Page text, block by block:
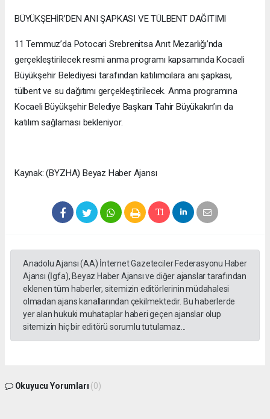
BÜYÜKŞEHİR’DEN ANI ŞAPKASI VE TÜLBENT DAĞITIMI
11 Temmuz’da Potocari Srebrenitsa Anıt Mezarlığı’nda
gerçekleştirilecek resmi anma programı kapsamında Kocaeli
Büyükşehir Belediyesi tarafından katılımcılara anı şapkası,
tülbent ve su dağıtımı gerçekleştirilecek. Anma programına
Kocaeli Büyükşehir Belediye Başkanı Tahir Büyükakın’ın da
katılım sağlaması bekleniyor.
Kaynak: (BYZHA) Beyaz Haber Ajansı
Anadolu Ajansı (AA) İnternet Gazeteciler Federasyonu Haber
Ajansı (İgfa), Beyaz Haber Ajansı ve diğer ajanslar tarafından
eklenen tüm haberler, sitemizin editörlerinin müdahalesi
olmadan ajans kanallarından çekilmektedir. Bu haberlerde
yer alan hukuki muhataplar haberi geçen ajanslar olup
sitemizin hiç bir editörü sorumlu tutulamaz...
Okuyucu Yorumları (0)